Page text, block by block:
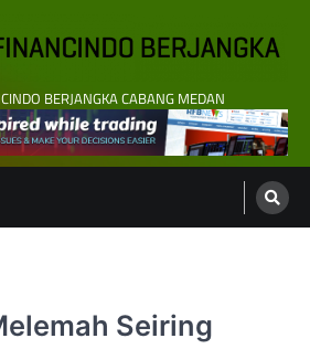
BERJANGKA CABANG MEDAN
Seiring